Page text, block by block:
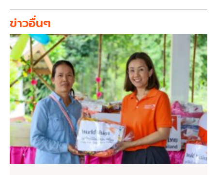
ข่าวอื่นๆ